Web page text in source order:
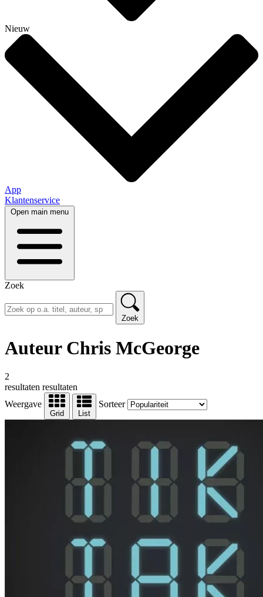
Nieuw
App
Klantenservice
Open main menu
Zoek
Zoek
Auteur Chris McGeorge
2
resultaten resultaten
Weergave
Grid List
Sorteer